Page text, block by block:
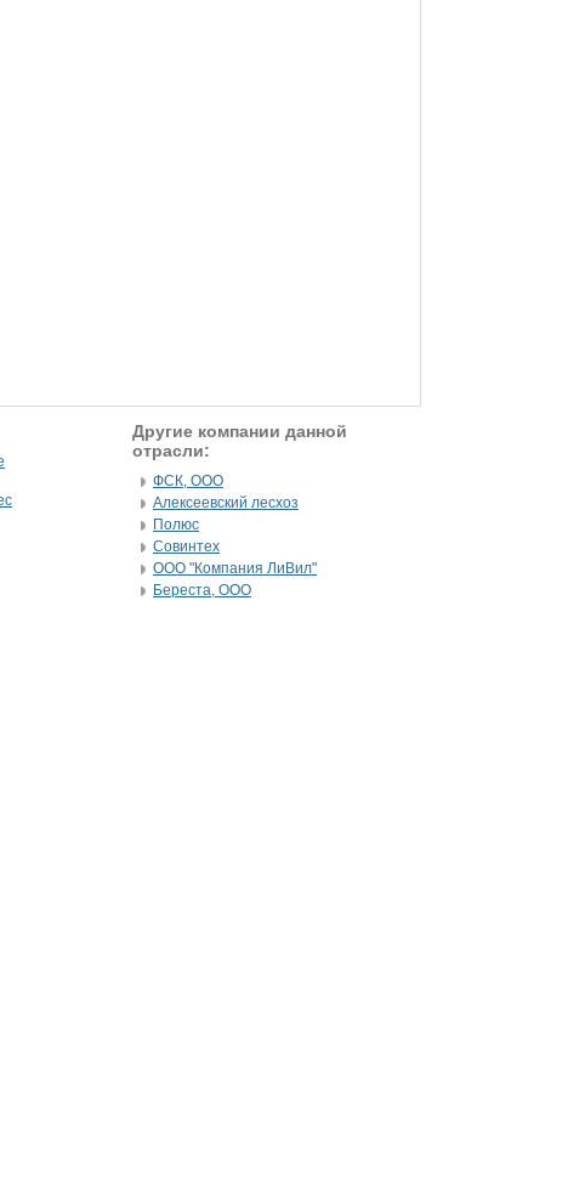
Другие компании данной
отрасли:
ФСК, ООО
Алексеевский лесхоз
Полюс
Совинтех
ООО "Компания ЛиВил"
Береста, ООО